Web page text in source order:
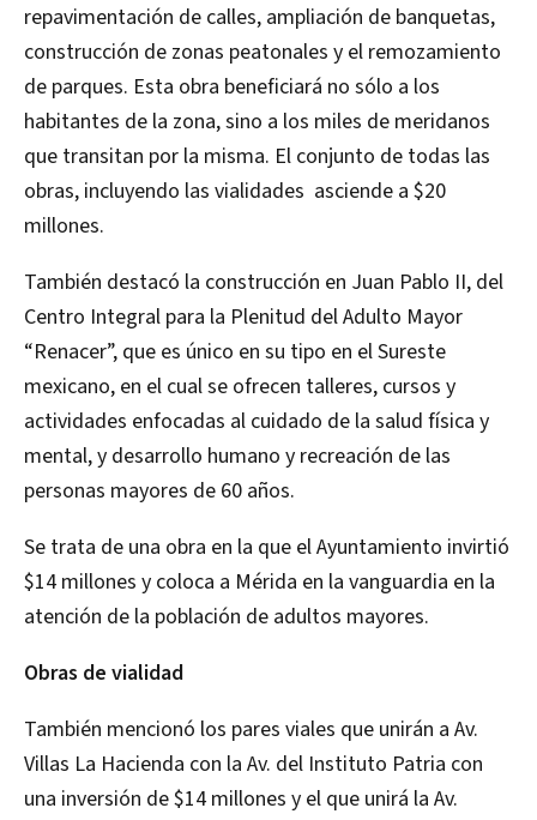
repavimentación de calles, ampliación de banquetas,
construcción de zonas peatonales y el remozamiento
de parques. Esta obra beneficiará no sólo a los
habitantes de la zona, sino a los miles de meridanos
que transitan por la misma. El conjunto de todas las
obras, incluyendo las vialidades asciende a $20
millones.
También destacó la construcción en Juan Pablo II, del
Centro Integral para la Plenitud del Adulto Mayor
“Renacer”, que es único en su tipo en el Sureste
mexicano, en el cual se ofrecen talleres, cursos y
actividades enfocadas al cuidado de la salud física y
mental, y desarrollo humano y recreación de las
personas mayores de 60 años.
Se trata de una obra en la que el Ayuntamiento invirtió
$14 millones y coloca a Mérida en la vanguardia en la
atención de la población de adultos mayores.
Obras de vialidad
También mencionó los pares viales que unirán a Av.
Villas La Hacienda con la Av. del Instituto Patria con
una inversión de $14 millones y el que unirá la Av.